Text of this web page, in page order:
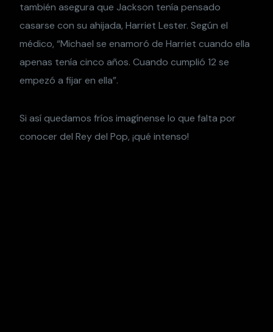
también asegura que Jackson tenía pensado
casarse con su ahijada, Harriet Lester. Según el
médico, “Michael se enamoró de Harriet cuando ella
apenas tenía cinco años. Cuando cumplió 12 se
empezó a fijar en ella”.
Si así quedamos fríos imagínense lo que falta por
conocer del Rey del Pop, ¡qué intenso!